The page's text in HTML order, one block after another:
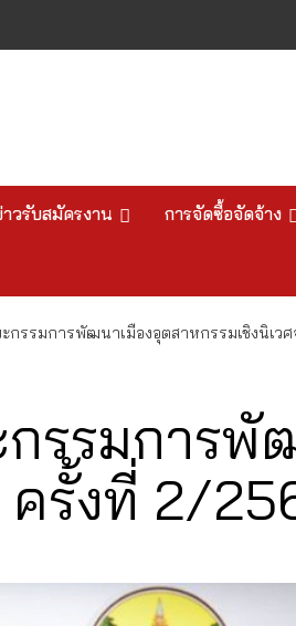
วรับสมัครงาน การจัดซื้อจัดจ้าง
กรรมการพัฒนาเมืองอุตสาหกรรมเชิงนิเว
รรมการพั
ครั้งที่ 2/